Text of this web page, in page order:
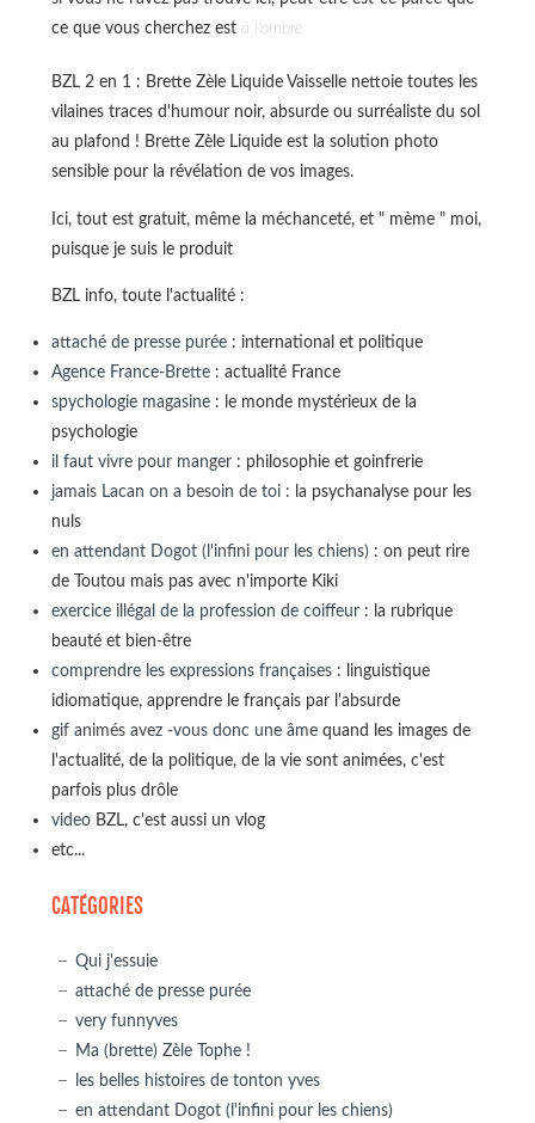
ce que vous cherchez est à l'ombre
BZL 2 en 1 : Brette Zèle Liquide Vaisselle nettoie toutes les
vilaines traces d'humour noir, absurde ou surréaliste du sol
au plafond ! Brette Zèle Liquide est la solution photo
sensible pour la révélation de vos images.
Ici, tout est gratuit, même la méchanceté, et " mème " moi,
puisque je suis le produit
BZL info, toute l'actualité :
attaché de presse purée: international et politique
Agence France-Brette: actualité France
spychologie magasine: le monde mystérieux de la
psychologie
il faut vivre pour manger: philosophie et goinfrerie
jamais Lacan on a besoin de toi: la psychanalyse pour les
nuls
en attendant Dogot (l'infini pour les chiens): on peut rire
de Toutou mais pas avec n'importe Kiki
exercice illégal de la profession de coiffeur: la rubrique
beauté et bien-être
comprendre les expressions françaises: linguistique
idiomatique, apprendre le français par l'absurde
gif animés avez -vous donc une âmequand les images de
l'actualité, de la politique, de la vie sont animées, c'est
parfois plus drôle
videoBZL, c'est aussi un vlog
etc...
CATÉGORIES
Qui j'essuie
attaché de presse purée
very funnyves
Ma (brette) Zèle Tophe !
les belles histoires de tonton yves
en attendant Dogot (l'infini pour les chiens)